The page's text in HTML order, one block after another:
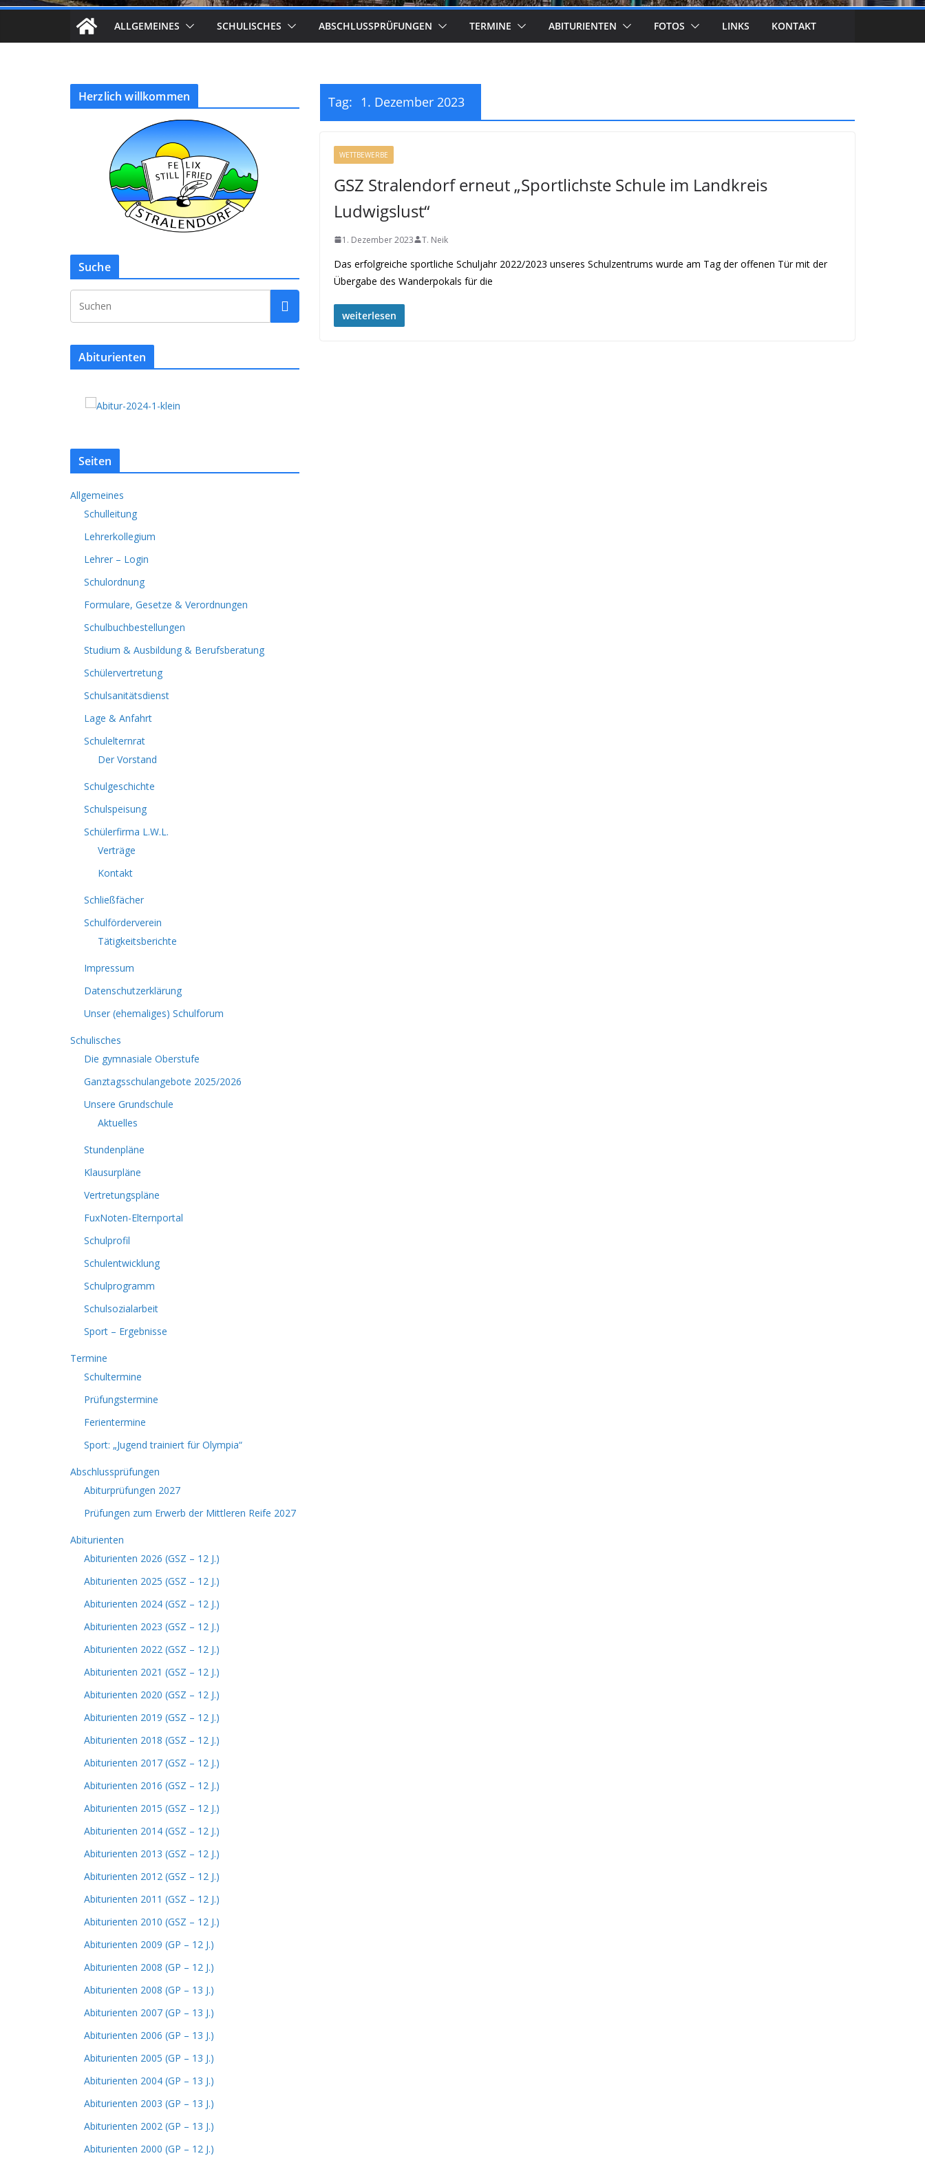
ALLGEMEINES SCHULISCHES ABSCHLUSSPRÜFUNGEN TERMINE ABITURIENTEN FOTOS LINKS KONTAKT
Tag: 1. Dezember 2023
WETTBEWERBE
GSZ Stralendorf erneut „Sportlichste Schule im Landkreis
Ludwigslust“
1. Dezember 2023 T. Neik
Das erfolgreiche sportliche Schuljahr 2022/2023 unseres Schulzentrums wurde am Tag der offenen Tür mit der
Übergabe des Wanderpokals für die
weiterlesen
Herzlich willkommen
Suche
Abiturienten
Seiten
Allgemeines
Schulleitung
Lehrerkollegium
Lehrer – Login
Schulordnung
Formulare, Gesetze & Verordnungen
Schulbuchbestellungen
Studium & Ausbildung & Berufsberatung
Schülervertretung
Schulsanitätsdienst
Lage & Anfahrt
Schulelternrat
Der Vorstand
Schulgeschichte
Schulspeisung
Schülerfirma L.W.L.
Verträge
Kontakt
Schließfächer
Schulförderverein
Tätigkeitsberichte
Impressum
Datenschutzerklärung
Unser (ehemaliges) Schulforum
Schulisches
Die gymnasiale Oberstufe
Ganztagsschulangebote 2025/2026
Unsere Grundschule
Aktuelles
Stundenpläne
Klausurpläne
Vertretungspläne
FuxNoten-Elternportal
Schulprofil
Schulentwicklung
Schulprogramm
Schulsozialarbeit
Sport – Ergebnisse
Termine
Schultermine
Prüfungstermine
Ferientermine
Sport: „Jugend trainiert für Olympia“
Abschlussprüfungen
Abiturprüfungen 2027
Prüfungen zum Erwerb der Mittleren Reife 2027
Abiturienten
Abiturienten 2026 (GSZ – 12 J.)
Abiturienten 2025 (GSZ – 12 J.)
Abiturienten 2024 (GSZ – 12 J.)
Abiturienten 2023 (GSZ – 12 J.)
Abiturienten 2022 (GSZ – 12 J.)
Abiturienten 2021 (GSZ – 12 J.)
Abiturienten 2020 (GSZ – 12 J.)
Abiturienten 2019 (GSZ – 12 J.)
Abiturienten 2018 (GSZ – 12 J.)
Abiturienten 2017 (GSZ – 12 J.)
Abiturienten 2016 (GSZ – 12 J.)
Abiturienten 2015 (GSZ – 12 J.)
Abiturienten 2014 (GSZ – 12 J.)
Abiturienten 2013 (GSZ – 12 J.)
Abiturienten 2012 (GSZ – 12 J.)
Abiturienten 2011 (GSZ – 12 J.)
Abiturienten 2010 (GSZ – 12 J.)
Abiturienten 2009 (GP – 12 J.)
Abiturienten 2008 (GP – 12 J.)
Abiturienten 2008 (GP – 13 J.)
Abiturienten 2007 (GP – 13 J.)
Abiturienten 2006 (GP – 13 J.)
Abiturienten 2005 (GP – 13 J.)
Abiturienten 2004 (GP – 13 J.)
Abiturienten 2003 (GP – 13 J.)
Abiturienten 2002 (GP – 13 J.)
Abiturienten 2000 (GP – 12 J.)